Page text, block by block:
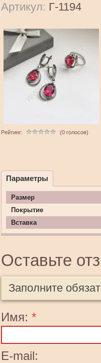
Артикул: Г-1194
Рейтинг: (0 голосов)
Параметры
Размер
Покрытие
Вставка
Оставьте
Заполните
Имя: *
E-mail: